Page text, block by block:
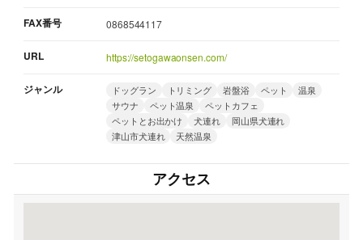
FAX番号 0868544117
URL https://setogawaonsen.com/
ジャンル ドッグラン トリミング 岩盤浴 ペット
温泉
サウナ
ペット温泉
ペットカフェ
ペットとお出かけ
犬連れ
岡山県犬連れ
津山市犬連れ
天然温泉
アクセス